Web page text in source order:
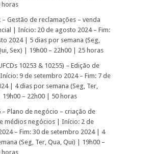
horas
– Gestão de reclamações – venda
| Início: 20 de agosto 2024 – Fim:
2024 | 5 dias por semana (Seg,
Sex) | 19h00 – 22h00 | 25 horas
10253 & 10255) – Edição de
9 de setembro 2024 – Fim: 7 de
| 4 dias por semana (Seg, Ter,
19h00 – 22h00 | 50 horas
– Plano de negócio – criação de
médios negócios | Início: 2 de
– Fim: 30 de setembro 2024 | 4
(Seg, Ter, Qua, Qui) | 19h00 –
horas